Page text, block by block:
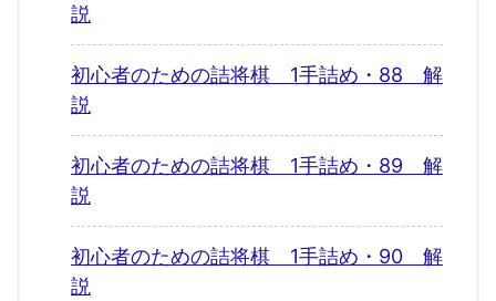
説
初心者のための詰将棋 1手詰め・88 解
説
初心者のための詰将棋 1手詰め・89 解
説
初心者のための詰将棋 1手詰め・90 解
説